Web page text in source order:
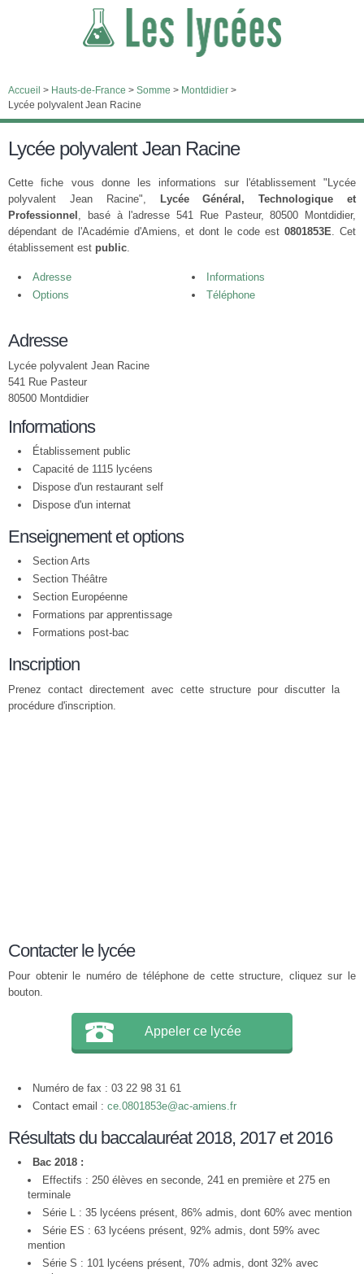
Accueil > Hauts-de-France > Somme > Montdidier >
Lycée polyvalent Jean Racine
Lycée polyvalent Jean Racine
Cette fiche vous donne les informations sur l'établissement "Lycée
polyvalent Jean Racine",
Lycée Général, Technologique et
Professionnel , basé à l'adresse 541 Rue Pasteur, 80500 Montdidier,
dépendant de l'Académie d'Amiens, et dont le code est 0801853E. Cet
établissement est public.
Adresse
Informations
Options
Téléphone
Adresse
Lycée polyvalent Jean Racine
541 Rue Pasteur
80500 Montdidier
Informations
Établissement public
Capacité de 1115 lycéens
Dispose d'un restaurant self
Dispose d'un internat
Enseignement et options
Section Arts
Section Théâtre
Section Européenne
Formations par apprentissage
Formations post-bac
Inscription
Prenez contact directement avec cette structure pour discutter la
procédure d'inscription.
Contacter le lycée
Pour obtenir le numéro de téléphone de cette structure, cliquez sur le
bouton.
Appeler ce lycée
Numéro de fax : 03 22 98 31 61
Contact email : ce.0801853e@ac-amiens.fr
Résultats du baccalauréat 2018, 2017 et 2016
Bac 2018 :
Effectifs : 250 élèves en seconde, 241 en première et 275 en
terminale
Série L : 35 lycéens présent, 86% admis, dont 60% avec mention
Série ES : 63 lycéens présent, 92% admis, dont 59% avec
mention
Série S : 101 lycéens présent, 70% admis, dont 32% avec